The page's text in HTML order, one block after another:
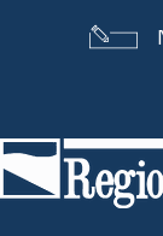
di
pagina